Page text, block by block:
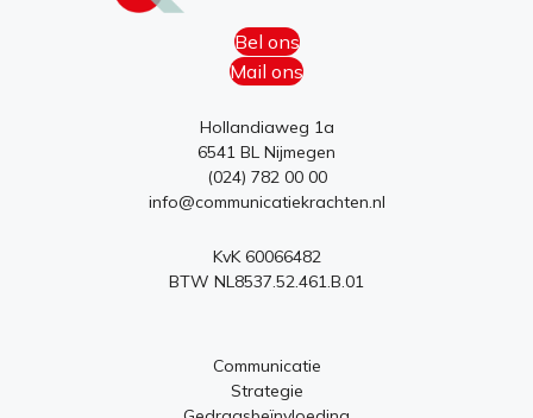
Bel ons
Mail ons
Hollandiaweg 1a
6541 BL Nijmegen
(024) 782 00 00
info@communicatiekrachten.nl
KvK 60066482
BTW NL8537.52.461.B.01
Communicatie
Strategie